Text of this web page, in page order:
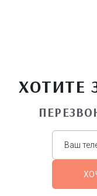
ХОТИТЕ